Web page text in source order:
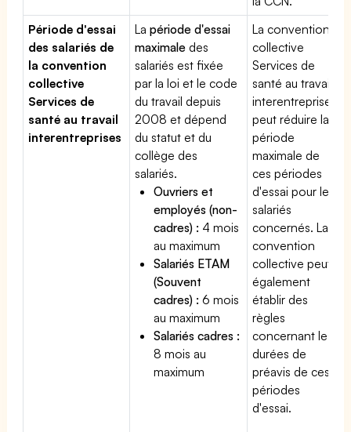
Période d'essai
des salariés de
la convention
collective
Services de
santé au travail
interentreprises
Lapériode d'essai
maximale des
salariés est fixée
par la loi et le code
du travail depuis
2008 et dépend
du statut et du
collège des
salariés.
Ouvriers et
employés (non-
cadres) : 4 mois
au maximum
Salariés ETAM
(Souvent
cadres) : 6 mois
au maximum
Salariés cadres :
8 mois au
maximum
La convention
collective
Services de
santé au travail
interentreprises
peut réduire la
période
maximale de
ces périodes
d'essai pour les
salariés
concernés. La
convention
collective peut
également
établir des
règles
concernant les
durées de
préavis de ces
périodes
d'essai.